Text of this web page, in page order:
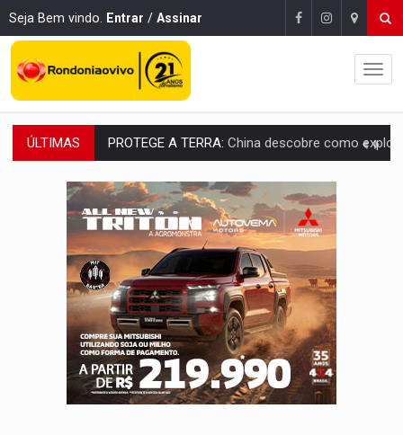
Seja Bem vindo. Entrar / Assinar
ÚLTIMAS PROTEGE A TERRA: China descobre como explodir asteroide com bomba
VÍDEO:Motociclista morre após bater na traseira de
PARECE UM NUGGET:Essa receita com frango virou o meu
EMPREENDEDORISMO:7 negócios que podem começar com pouco dinheiro e
GIGANTE DA AMÉRICA:Brasil reúne dimensão continental e posição
INDEPENDÊNCIA:10 dicas importantes para quem quer
VARCENA:Cientistas descobrem nova espécie de rã em florestas
BARGANHA:Vai comprar celular usado? Veja como consultar o